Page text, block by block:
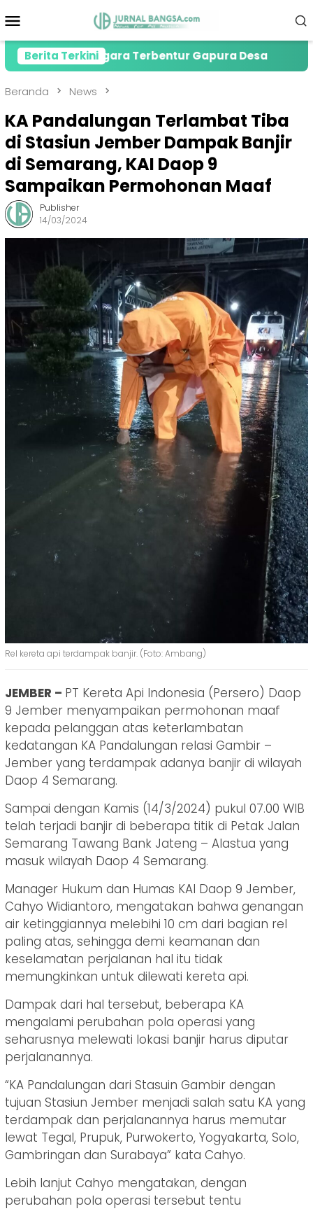
ke
Mobile
Berita Terkini
Gegara Terbentur Gapura Desa PMI Jember
Beranda News
KA Pandalungan Terlambat Tiba
di Stasiun Jember Dampak Banjir
di Semarang, KAI Daop 9
Sampaikan Permohonan Maaf
Publisher
14/03/2024
Rel kereta api terdampak banjir. (Foto: Ambang)
JEMBER – PT Kereta Api Indonesia (Persero) Daop
9 Jember menyampaikan permohonan maaf
kepada pelanggan atas keterlambatan
kedatangan KA Pandalungan relasi Gambir –
Jember yang terdampak adanya banjir di wilayah
Daop 4 Semarang.
Sampai dengan Kamis (14/3/2024) pukul 07.00 WIB
telah terjadi banjir di beberapa titik di Petak Jalan
Semarang Tawang Bank Jateng – Alastua yang
masuk wilayah Daop 4 Semarang.
Manager Hukum dan Humas KAI Daop 9 Jember,
Cahyo Widiantoro, mengatakan bahwa genangan
air ketinggiannya melebihi 10 cm dari bagian rel
paling atas, sehingga demi keamanan dan
keselamatan perjalanan hal itu tidak
memungkinkan untuk dilewati kereta api.
Dampak dari hal tersebut, beberapa KA
mengalami perubahan pola operasi yang
seharusnya melewati lokasi banjir harus diputar
perjalanannya.
“KA Pandalungan dari Stasuin Gambir dengan
tujuan Stasiun Jember menjadi salah satu KA yang
terdampak dan perjalanannya harus memutar
lewat Tegal, Prupuk, Purwokerto, Yogyakarta, Solo,
Gambringan dan Surabaya” kata Cahyo.
Lebih lanjut Cahyo mengatakan, dengan
perubahan pola operasi tersebut tentu